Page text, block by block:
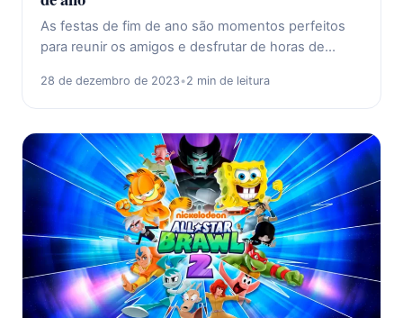
As festas de fim de ano são momentos perfeitos
para reunir os amigos e desfrutar de horas de…
28 de dezembro de 2023•2 min de leitura